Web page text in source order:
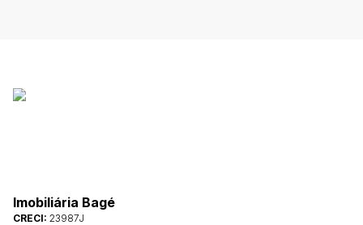
Imobiliária Bagé
CRECI: 23987J